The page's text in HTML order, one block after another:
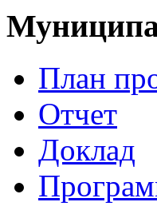
План
Отчет
Доклад